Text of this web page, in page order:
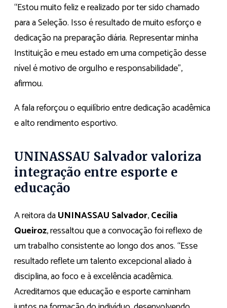
“Estou muito feliz e realizado por ter sido chamado
para a Seleção. Isso é resultado de muito esforço e
dedicação na preparação diária. Representar minha
Instituição e meu estado em uma competição desse
nível é motivo de orgulho e responsabilidade”,
afirmou.
A fala reforçou o equilíbrio entre dedicação acadêmica
e alto rendimento esportivo.
UNINASSAU Salvador valoriza
integração entre esporte e
educação
A reitora daUNINASSAU Salvador,Cecília
Queiroz, ressaltou que a convocação foi reflexo de
um trabalho consistente ao longo dos anos. “Esse
resultado reflete um talento excepcional aliado à
disciplina, ao foco e à excelência acadêmica.
Acreditamos que educação e esporte caminham